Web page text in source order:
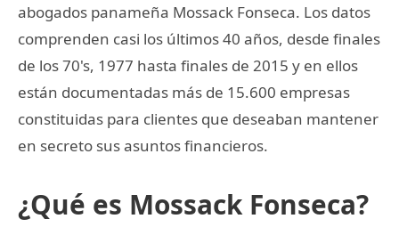
abogados panameña Mossack Fonseca. Los datos
comprenden casi los últimos 40 años, desde finales
de los 70's, 1977 hasta finales de 2015 y en ellos
están documentadas más de 15.600 empresas
constituidas para clientes que deseaban mantener
en secreto sus asuntos financieros.
¿Qué es Mossack Fonseca?